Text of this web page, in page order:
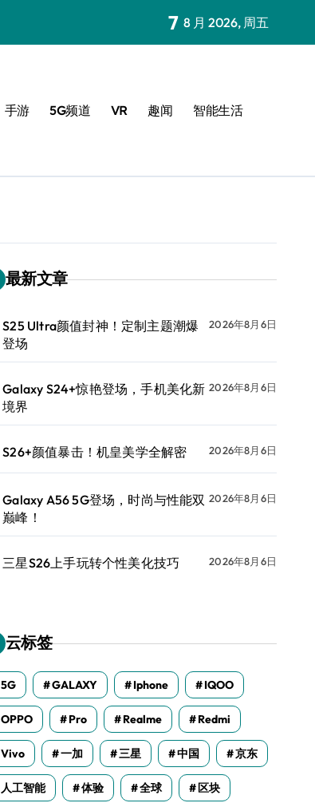
7 8 月 2026, 周五
手游 5G频道 VR 趣闻 智能生活
最新文章
S25 Ultra颜值封神！定制主题潮爆
登场
2026年8月6日
Galaxy S24+惊艳登场，手机美化新
境界
2026年8月6日
S26+颜值暴击！机皇美学全解密 2026年8月6日
Galaxy A56 5G登场，时尚与性能双
巅峰！
2026年8月6日
三星S26上手玩转个性美化技巧 2026年8月6日
云标签
5G GALAXY Iphone IQOO
OPPO Pro Realme Redmi
Vivo 一加 三星 中国 京东
人工智能 体验 全球 区块